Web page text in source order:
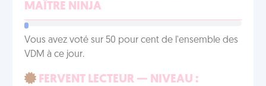
MAÎTRE NINJA
Vous avez voté sur 50 pour cent de l'ensemble des
VDM à ce jour.
FERVENT LECTEUR — NIVEAU :